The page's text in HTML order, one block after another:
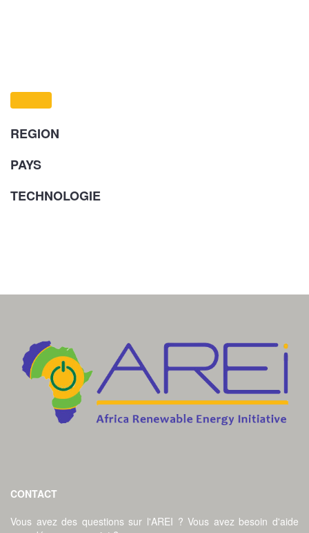
REGION
PAYS
TECHNOLOGIE
CONTACT
Vous avez des questions sur l'AREI ? Vous avez besoin d'aide